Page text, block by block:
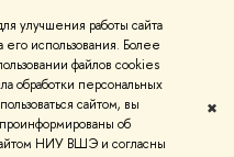
улучшения работы сайта
использования. Более
файлов cookies
обработки персональных
сайтом, вы
об
НИУ ВШЭ и согласны
✖